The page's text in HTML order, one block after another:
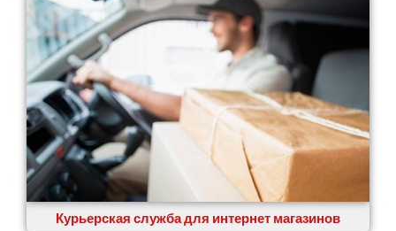
Курьерская служба для интернет магазинов